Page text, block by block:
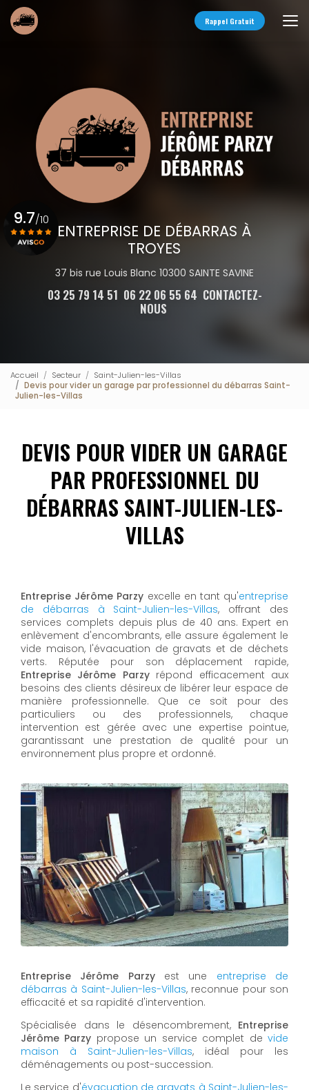
Aller
au
contenu
Rappel Gratuit
ENTREPRISE DE DÉBARRAS À
TROYES
37 bis rue Louis Blanc 10300 SAINTE SAVINE
03 25 79 14 51 06 22 06 55 64 CONTACTEZ-
NOUS
9.7/10
Accueil Secteur
Saint-Julien-les-Villas
Devis pour vider un garage par professionnel du débarras Saint-
Julien-les-Villas
DEVIS POUR VIDER UN GARAGE
PAR PROFESSIONNEL DU
DÉBARRAS SAINT-JULIEN-LES-
VILLAS
Entreprise Jérôme Parzy excelle en tant qu'entreprise
de débarras à Saint-Julien-les-Villas, offrant des
services complets depuis plus de 40 ans. Expert en
enlèvement d'encombrants, elle assure également le
vide maison, l'évacuation de gravats et de déchets
verts. Réputée pour son déplacement rapide,
Entreprise Jérôme Parzyrépond efficacement aux
besoins des clients désireux de libérer leur espace de
manière professionnelle. Que ce soit pour des
particuliers ou des professionnels, chaque
intervention est gérée avec une expertise pointue,
garantissant une prestation de qualité pour un
environnement plus propre et ordonné.
Entreprise Jérôme Parzyest une entreprise de
débarras à Saint-Julien-les-Villas, reconnue pour son
efficacité et sa rapidité d'intervention.
Spécialisée dans le désencombrement, Entreprise
Jérôme Parzy propose un service complet devide
maison à Saint-Julien-les-Villas, idéal pour les
déménagements ou post-succession.
Le service d'évacuation de gravats à Saint-Julien-les-